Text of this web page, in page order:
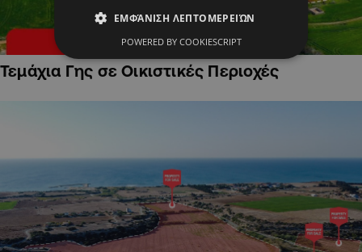
Τεμάχια Γης σε Οικιστικές Περιοχές
ΕΜΦΆΝΙΣΗ ΛΕΠΤΟΜΕΡΕΙΏΝ
POWERED BY COOKIESCRIPT